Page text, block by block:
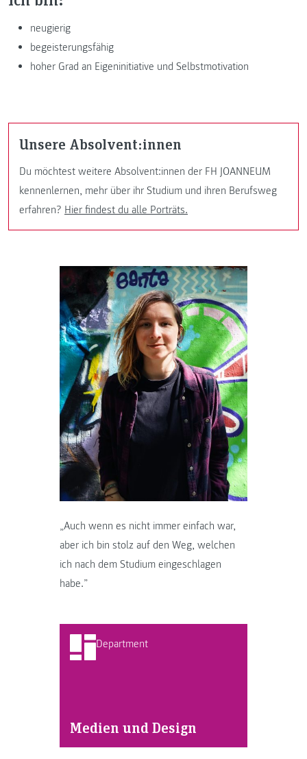
„Auch wenn es nicht immer einfach war,
aber ich bin stolz auf den Weg, welchen
ich nach dem Studium eingeschlagen
habe.”
Department
Medien und Design
neugierig
begeisterungsfähig
hoher Grad an Eigeninitiative und Selbstmotivation
Unsere Absolvent:innen
Du möchtest weitere Absolvent:innen der FH JOANNEUM
kennenlernen, mehr über ihr Studium und ihren Berufsweg
erfahren? Hier findest du alle Porträts.